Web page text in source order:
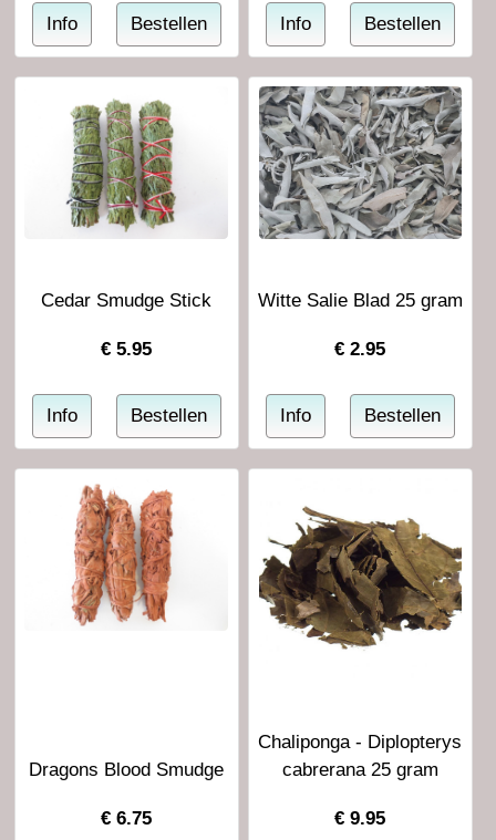
Cedar Smudge Stick
€5.95
Witte Salie Blad 25 gram
€2.95
Dragons Blood Smudge
€6.75
Chaliponga - Diplopterys
cabrerana 25 gram
€9.95